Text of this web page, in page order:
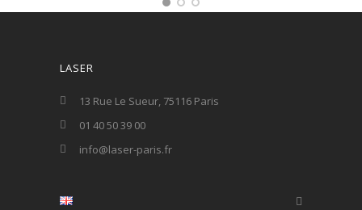
LASER
13 Rue Le Sueur, 75116 Paris
01 40 50 39 00
info@laser-paris.fr